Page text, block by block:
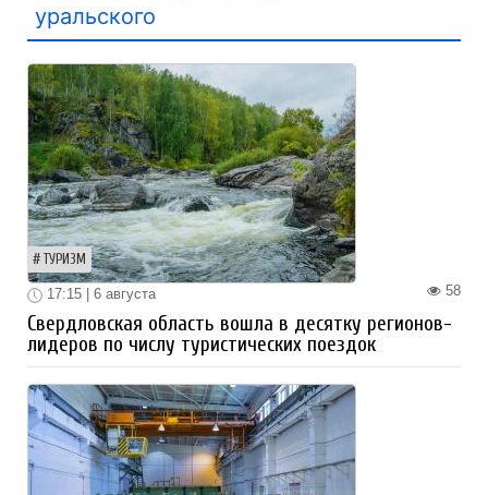
уральского
ТУРИЗМ
58
17:15 | 6 августа
Свердловская область вошла в десятку регионов-
лидеров по числу туристических поездок